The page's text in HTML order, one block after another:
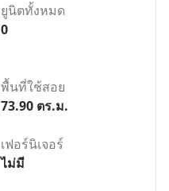
ยูนิตทั้งหมด
0
พื้นที่ใช้สอย
73.90 ตร.ม.
เฟอร์นิเจอร์
ไม่มี